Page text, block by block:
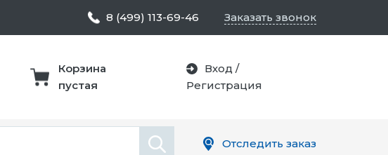
8 (499) 113-69-46 Заказать звонок
Корзина
пустая
Вход /
Регистрация
Отследить заказ